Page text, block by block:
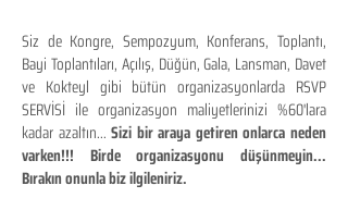
Siz de Kongre, Sempozyum, Konferans, Toplantı,
Bayi Toplantıları, Açılış, Düğün, Gala, Lansman, Davet
ve Kokteyl gibi bütün organizasyonlarda RSVP
SERVİSİ ile organizasyon maliyetlerinizi %60'lara
kadar azaltın...Sizi bir araya getiren onlarca neden
varken!!! Birde organizasyonu düşünmeyin...
Bırakın onunla biz ilgileniriz.